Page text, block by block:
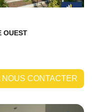
OUEST
NOUS CONTACTER